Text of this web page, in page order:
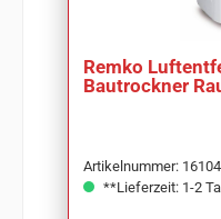
Remko
Bautrockner
Artikelnummer:
**Lieferzeit: 1-2